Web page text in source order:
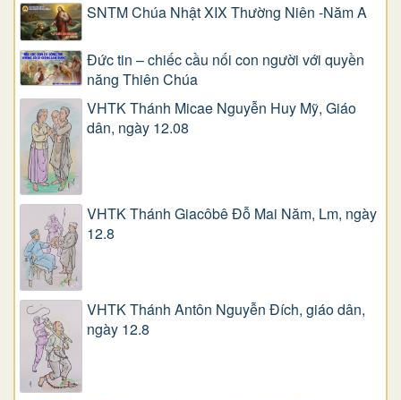
SNTM Chúa Nhật XIX Thường Niên -Năm A
Đức tin – chiếc cầu nối con người với quyền
năng Thiên Chúa
VHTK Thánh Micae Nguyễn Huy Mỹ, Giáo
dân, ngày 12.08
VHTK Thánh Giacôbê Ðỗ Mai Năm, Lm, ngày
12.8
VHTK Thánh Antôn Nguyễn Ðích, giáo dân,
ngày 12.8